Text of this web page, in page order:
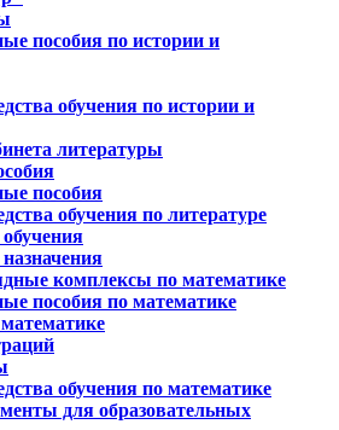
пособия по истории и
обучения по истории и
литературы
пособия
обучения по литературе
комплексы по математике
пособия по математике
обучения по математике
для образовательных